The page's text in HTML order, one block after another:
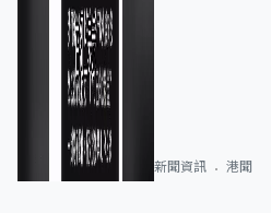
新聞資訊 港聞